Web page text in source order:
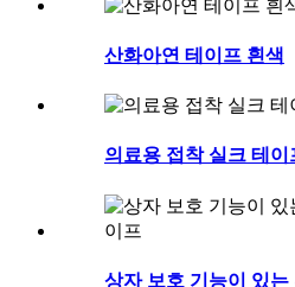
산화아연 테이프 흰색
의료용 접착 실크 테이
상자 보호 기능이 있는